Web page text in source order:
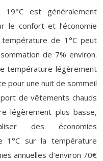
est généralement
le confort et l’économie
température de 1°C peut
de 7% environ.
température légèrement
pour une nuit de sommeil
de vêtements chauds
légèrement plus basse,
des économies
1°C sur la température
annuelles d’environ 70€